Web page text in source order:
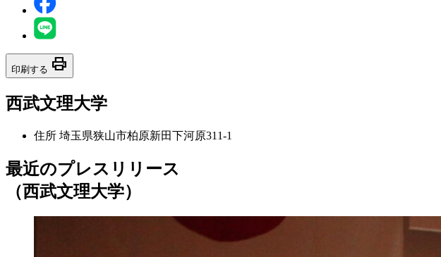
印刷する print
西武文理大学
住所 埼玉県狭山市柏原新田下河原311-1
最近のプレスリリース
（西武文理大学）